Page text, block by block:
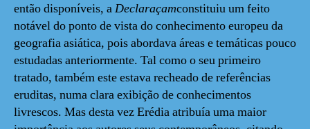
então disponíveis, aDeclaraçamconstituiu um feito
notável do ponto de vista do conhecimento europeu da
geografia asiática, pois abordava áreas e temáticas pouco
estudadas anteriormente. Tal como o seu primeiro
tratado, também este estava recheado de referências
eruditas, numa clara exibição de conhecimentos
livrescos. Mas desta vez Erédia atribuía uma maior